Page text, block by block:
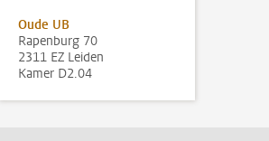
Oude UB
Rapenburg 70
2311 EZ Leiden
Kamer D2.04